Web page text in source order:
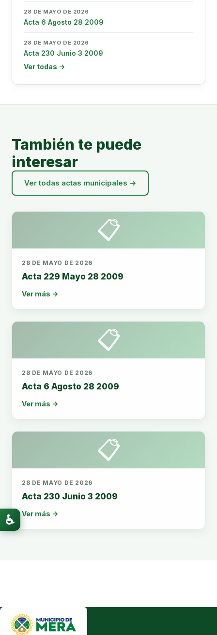
28 DE MAYO DE 2026
Acta 6 Agosto 28 2009
28 DE MAYO DE 2026
Acta 230 Junio 3 2009
Ver todas →
También te puede
interesar
Ver todas actas municipales →
📋
28 DE MAYO DE 2026
Acta 229 Mayo 28 2009
Ver más →
📋
28 DE MAYO DE 2026
Acta 6 Agosto 28 2009
Ver más →
📋
28 DE MAYO DE 2026
Acta 230 Junio 3 2009
Ver más →
♿